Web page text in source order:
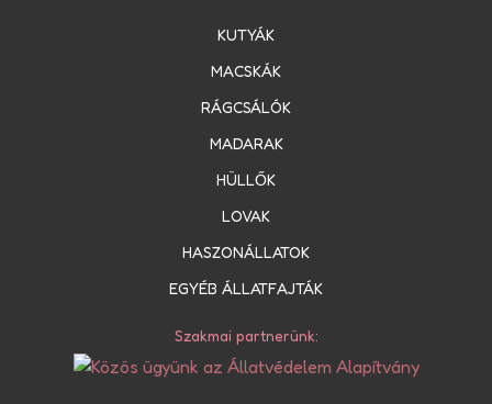
KUTYÁK
MACSKÁK
RÁGCSÁLÓK
MADARAK
HÜLLŐK
LOVAK
HASZONÁLLATOK
EGYÉB ÁLLATFAJTÁK
Szakmai partnerünk: